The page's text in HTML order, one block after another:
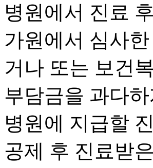
병원에서 진료
가원에서 심사
거나 또는 보건
부담금을 과다
병원에 지급할
공제 후 진료받